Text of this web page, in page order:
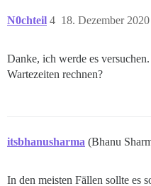
N0chteil 18. Dezember
4
Danke, ich werde es
Wartezeiten rechnen?
itsbhanusharma (Bhanu
In den meisten Fällen sollte es